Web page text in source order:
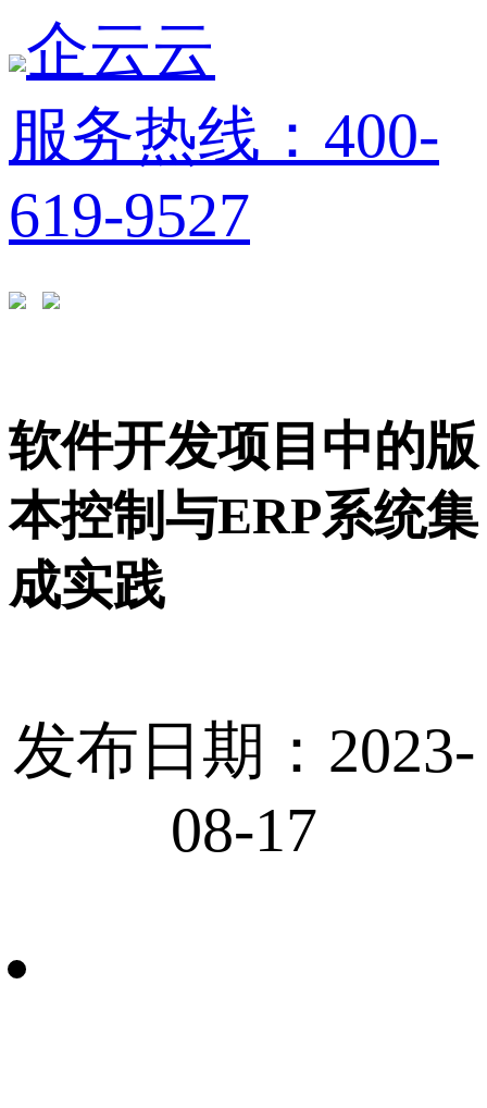
企云云
服务热线：400-
619-9527
软件开发项目中的版
本控制与ERP系统集
成实践
发布日期：2023-
08-17